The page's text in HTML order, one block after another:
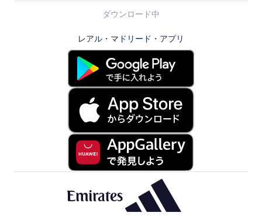
ダウンロード中
レアル・マドリード・アプリ